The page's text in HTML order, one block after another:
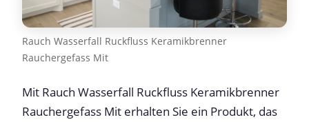
Rauch Wasserfall Ruckfluss Keramikbrenner
Rauchergefass Mit
Mit Rauch Wasserfall Ruckfluss Keramikbrenner
Rauchergefass Mit erhalten Sie ein Produkt, das